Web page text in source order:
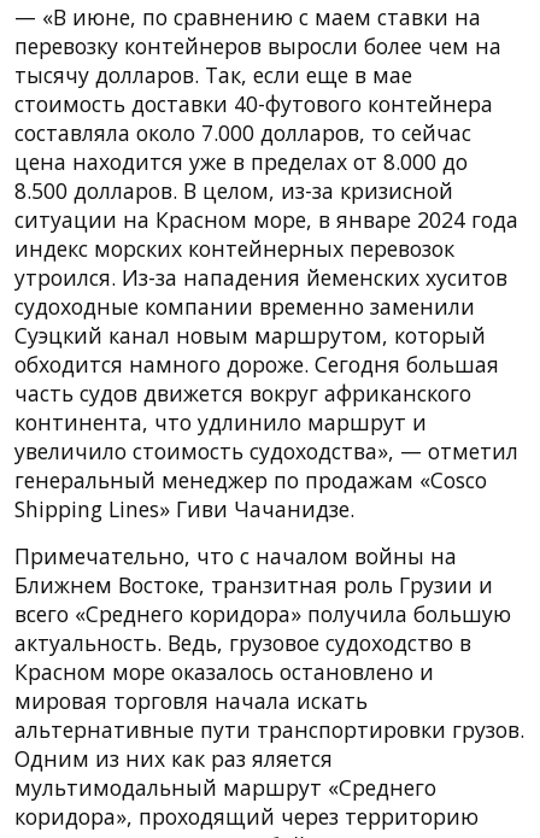
— «В июне, по сравнению с маем ставки на
перевозку контейнеров выросли более чем на
тысячу долларов. Так, если еще в мае
стоимость доставки 40-футового контейнера
составляла около 7.000 долларов, то сейчас
цена находится уже в пределах от 8.000 до
8.500 долларов. В целом, из-за кризисной
ситуации на Красном море, в январе 2024 года
индекс морских контейнерных перевозок
утроился. Из-за нападения йеменских хуситов
судоходные компании временно заменили
Суэцкий канал новым маршрутом, который
обходится намного дороже. Сегодня большая
часть судов движется вокруг африканского
континента, что удлинило маршрут и
увеличило стоимость судоходства», — отметил
генеральный менеджер по продажам «Cosco
Shipping Lines» Гиви Чачанидзе.
Примечательно, что с началом войны на
Ближнем Востоке, транзитная роль Грузии и
всего «Среднего коридора» получила большую
актуальность. Ведь, грузовое судоходство в
Красном море оказалось остановлено и
мировая торговля начала искать
альтернативные пути транспортировки грузов.
Одним из них как раз яляется
мультимодальный маршрут «Среднего
коридора», проходящий через территорию